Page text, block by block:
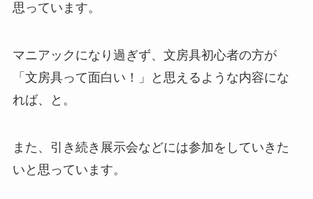
思っています。
マニアックになり過ぎず、文房具初心者の方が
「文房具って面白い！」と思えるような内容にな
れば、と。
また、引き続き展示会などには参加をしていきた
いと思っています。